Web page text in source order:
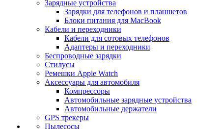
Зарядные устройства
Зарядки для телефонов и планшетов
Блоки питания для MacBook
Кабели и переходники
Кабели для сотовых телефонов
Адаптеры и переходники
Беспроводные зарядки
Стилусы
Ремешки Apple Watch
Аксессуары для автомобиля
Компрессоры
Автомобильные зарядные устройства
Автомобильные держатели
GPS трекеры
Пылесосы